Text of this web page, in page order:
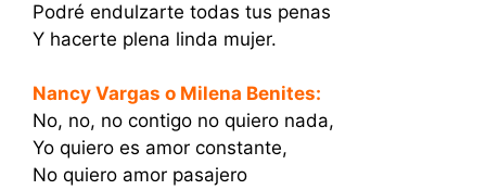
Podré endulzarte todas tus penas
Y hacerte plena linda mujer.
Nancy Vargas o Milena Benites:
No, no, no contigo no quiero nada,
Yo quiero es amor constante,
No quiero amor pasajero